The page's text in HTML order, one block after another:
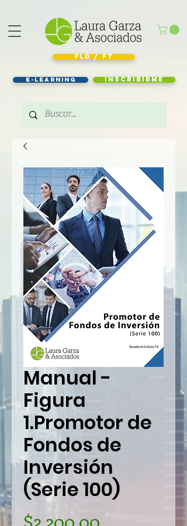
e-learning Inscribirme
PLD / FT
Manual -
Figura
1.Promotor de
Fondos de
Inversión
(Serie 100)
$2,200.00